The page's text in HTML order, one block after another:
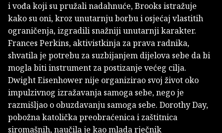
i vođa koji su pružali nadahnuće, Brooks istražuje
kako su oni, kroz unutarnju borbu i osjećaj vlastitih
ograničenja, izgradili snažniji unutarnji karakter.
Frances Perkins, aktivistkinja za prava radnika,
shvatila je potrebu za suzbijanjem dijelova sebe da bi
mogla biti instrument za postizanje većeg cilja.
Dwight Eisenhower nije organizirao svoj život oko
impulzivnog izražavanja samoga sebe, nego je
razmišljao o obuzdavanju samoga sebe. Dorothy Day,
pobožna katolička preobraćenica i zaštitnica
siromašnih, naučila je kao mlada rječnik